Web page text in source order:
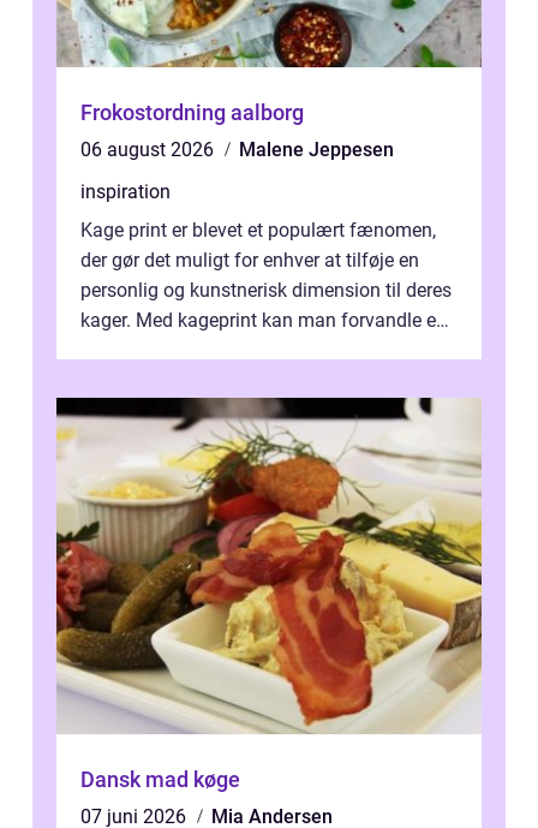
Frokostordning aalborg
06 august 2026
Malene Jeppesen
inspiration
Kage print er blevet et populært fænomen,
der gør det muligt for enhver at tilføje en
personlig og kunstnerisk dimension til deres
kager. Med kageprint kan man forvandle en
Dansk mad køge
07 juni 2026 Mia Andersen